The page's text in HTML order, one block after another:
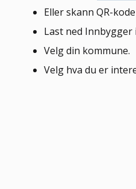
Eller skann QR-
Last ned Innbygger
Velg din kommune.
Velg hva du er